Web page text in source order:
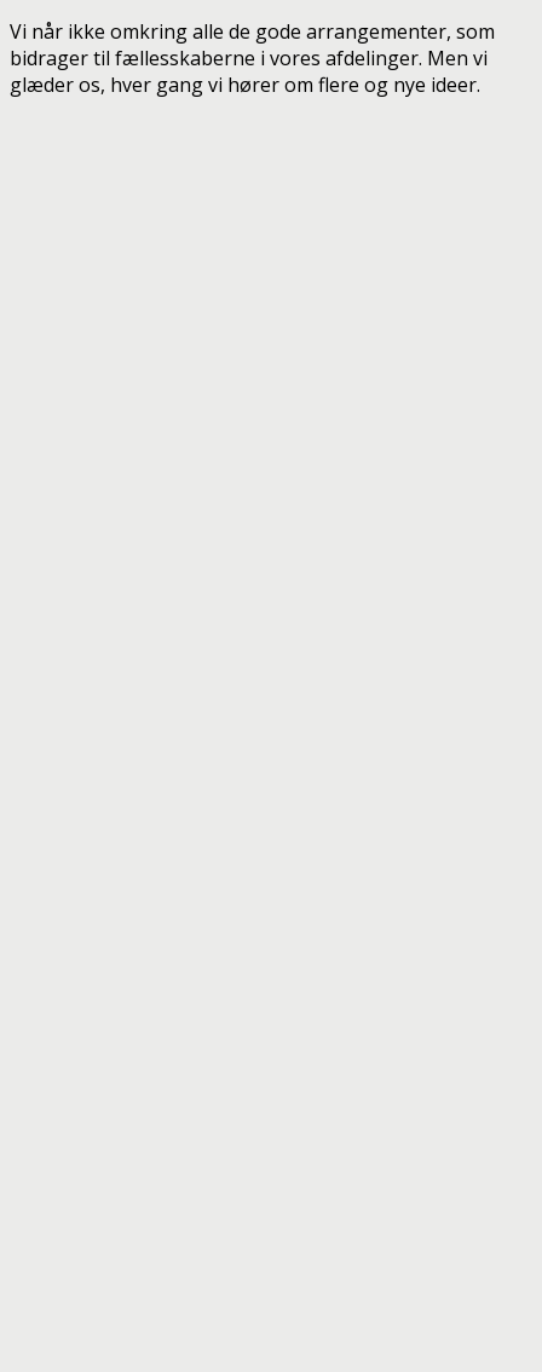
Vi når ikke omkring alle de gode arrangementer, som
bidrager til fællesskaberne i vores afdelinger. Men vi
glæder os, hver gang vi hører om flere og nye ideer.